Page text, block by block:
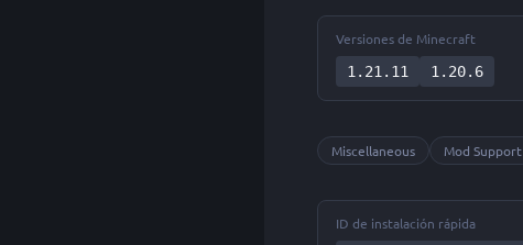
Versiones de Minecraft
1.21.11
1.20.6
Miscellaneous Mod Support
ID de instalación rápida